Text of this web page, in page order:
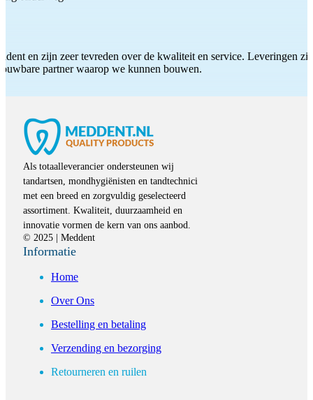
en zijn zeer tevreden over de kwaliteit en service. Leveringen
partner waarop we kunnen bouwen.
Als totaalleverancier ondersteunen wij
tandartsen, mondhygiënisten en tandtechnici
met een breed en zorgvuldig geselecteerd
assortiment. Kwaliteit, duurzaamheid en
innovatie vormen de kern van ons aanbod.
© 2025 | Meddent
Informatie
Home
Over Ons
Bestelling en betaling
Verzending en bezorging
Retourneren en ruilen